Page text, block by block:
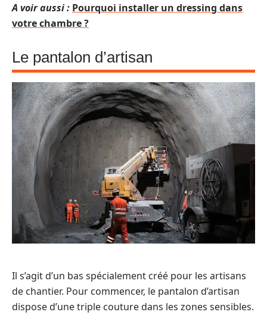
A voir aussi : Pourquoi installer un dressing dans
votre chambre ?
Le pantalon d’artisan
Il s’agit d’un bas spécialement créé pour les artisans
de chantier. Pour commencer, le pantalon d’artisan
dispose d’une triple couture dans les zones sensibles.